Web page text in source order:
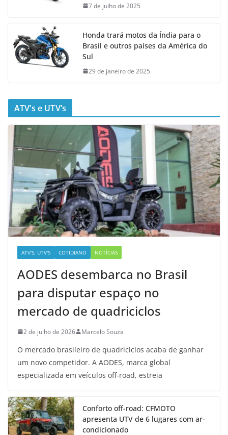
7 de julho de 2025
Honda trará motos da Índia para o
Brasil e outros países da América do
Sul
29 de janeiro de 2025
ATV’s e UTV’s
ATV'S, UTV'S COTIDIANO NOTÍCIAS
AODES desembarca no Brasil
para disputar espaço no
mercado de quadriciclos
2 de julho de 2026 Marcelo Souza
O mercado brasileiro de quadriciclos acaba de ganhar
um novo competidor. A AODES, marca global
especializada em veículos off-road, estreia
Conforto off-road: CFMOTO
apresenta UTV de 6 lugares com ar-
condicionado